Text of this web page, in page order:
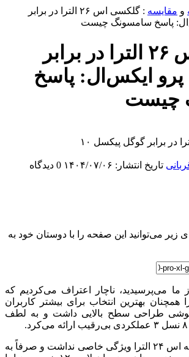
و مقایسه :
گلکسی اس ۲۶ الترا در برابر
گلکسی اس ۲۶ الترا در برابر
پیکسل ۱۰ پرو ایکس‌ال: پاسخ
چیست
تاریخ انتشار: ۱۴۰۴/۰۷/۰۶ 0 دیدگاه
زیر می‌توانید این صفحه را با دوستان خود به
می‌پرسیدید، ناچار اعتراف می‌کردیم که
اس ۲۴ الترا همچنان بهترین انتخاب برای بیشتر کاربران
گوشی طراحی سطح بالایی داشت و به لطف
اما واقعیت این بود که اس ۲۴ الترا ویژگی خاصی نداشت و صرفاً به